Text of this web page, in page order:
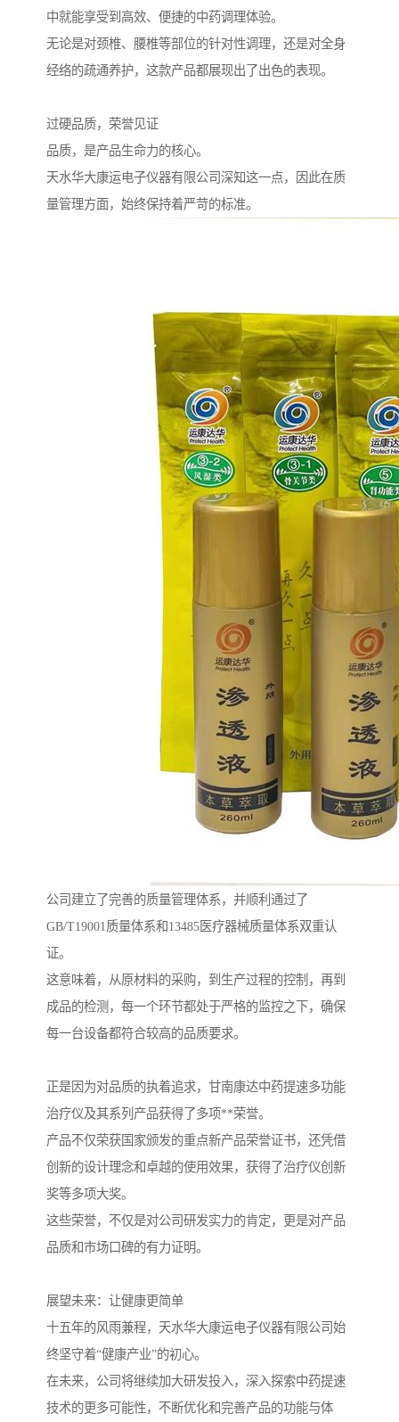
中就能享受到高效、便捷的中药调理体验。
无论是对颈椎、腰椎等部位的针对性调理，还是对全身
经络的疏通养护，这款产品都展现出了出色的表现。
过硬品质，荣誉见证
品质，是产品生命力的核心。
天水华大康运电子仪器有限公司深知这一点，因此在质
量管理方面，始终保持着严苛的标准。
公司建立了完善的质量管理体系，并顺利通过了
GB/T19001质量体系和13485医疗器械质量体系双重认
证。
这意味着，从原材料的采购，到生产过程的控制，再到
成品的检测，每一个环节都处于严格的监控之下，确保
每一台设备都符合较高的品质要求。
正是因为对品质的执着追求，甘南康达中药提速多功能
治疗仪及其系列产品获得了多项**荣誉。
产品不仅荣获国家颁发的重点新产品荣誉证书，还凭借
创新的设计理念和卓越的使用效果，获得了治疗仪创新
奖等多项大奖。
这些荣誉，不仅是对公司研发实力的肯定，更是对产品
品质和市场口碑的有力证明。
展望未来：让健康更简单
十五年的风雨兼程，天水华大康运电子仪器有限公司始
终坚守着“健康产业”的初心。
在未来，公司将继续加大研发投入，深入探索中药提速
技术的更多可能性，不断优化和完善产品的功能与体